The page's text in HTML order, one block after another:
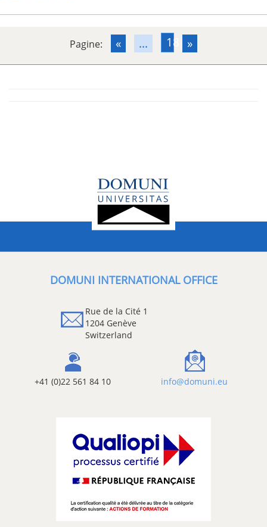
Pagine: « ... 18 »
DOMUNI INTERNATIONAL OFFICE
Rue de la Cité 1
1204 Genève
Switzerland
+41 (0)22 561 84 10 info@domuni.eu